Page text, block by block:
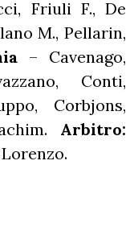
Friuli F., De
M., Pellarin,
– Cavenago,
Conti,
Corbjons,
Arbitro: